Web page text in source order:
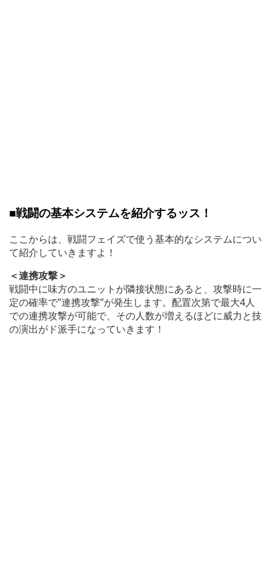
■戦闘の基本システムを紹介するッス！
ここからは、戦闘フェイズで使う基本的なシステムについ
て紹介していきますよ！
＜連携攻撃＞
戦闘中に味方のユニットが隣接状態にあると、攻撃時に一
定の確率で”連携攻撃”が発生します。配置次第で最大4人
での連携攻撃が可能で、その人数が増えるほどに威力と技
の演出がド派手になっていきます！